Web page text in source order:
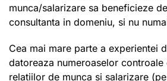
munca/salarizare sa beneficieze
consultanta in domeniu, si nu
Cea mai mare parte a experientei
datoreaza numeroaselor controale
relatiilor de munca si salarizare